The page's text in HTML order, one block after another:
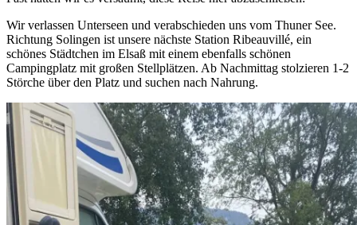
Wir verlassen Unterseen und verabschieden uns vom Thuner See.
Richtung Solingen ist unsere nächste Station Ribeauvillé, ein
schönes Städtchen im Elsaß mit einem ebenfalls schönen
Campingplatz mit großen Stellplätzen. Ab Nachmittag stolzieren 1-2
Störche über den Platz und suchen nach Nahrung.